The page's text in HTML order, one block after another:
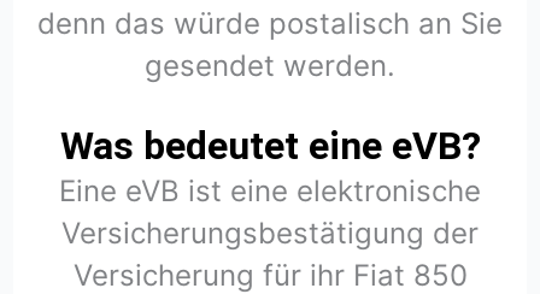
denn das würde postalisch an Sie
gesendet werden.
Was bedeutet eine eVB?
Eine eVB ist eine elektronische
Versicherungsbestätigung der
Versicherung für ihr Fiat 850